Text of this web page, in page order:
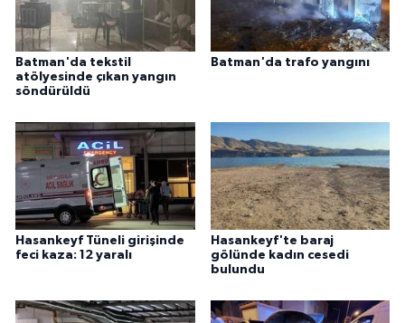
Batman'da tekstil
atölyesinde çıkan yangın
söndürüldü
Batman'da trafo yangını
Hasankeyf Tüneli girişinde
feci kaza: 12 yaralı
Hasankeyf'te baraj
gölünde kadın cesedi
bulundu
Sağlık
SİYASET
SPOR HABERLERİ
TEKNOLOJİ
Turizm
ÜLKE GÜNDEMİ
YAŞAM